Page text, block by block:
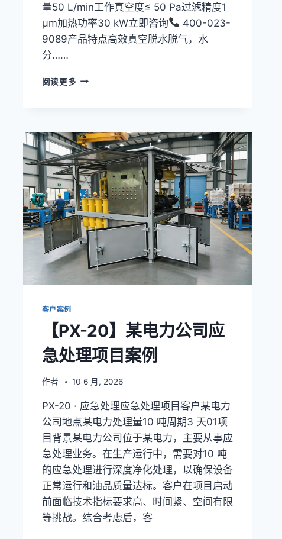
量50 L/min工作真空度≤ 50 Pa过滤精度1
μm加热功率30 kW立即咨询
400-023-
9089产品特点高效真空脱水脱气，水
分……
阅读更多 真
TYA-
100
系
列
客户案例
【PX-20】某电力公司应
急处理项目案例
作者 10 6 月, 2026
PX-20 · 应急处理应急处理项目客户某电力
公司地点某电力处理量10 吨周期3 天01项
目背景某电力公司位于某电力，主要从事应
急处理业务。在生产运行中，需要对10 吨
的应急处理进行深度净化处理，以确保设备
正常运行和油品质量达标。客户在项目启动
前面临技术指标要求高、时间紧、空间有限
等挑战。综合考虑后，客